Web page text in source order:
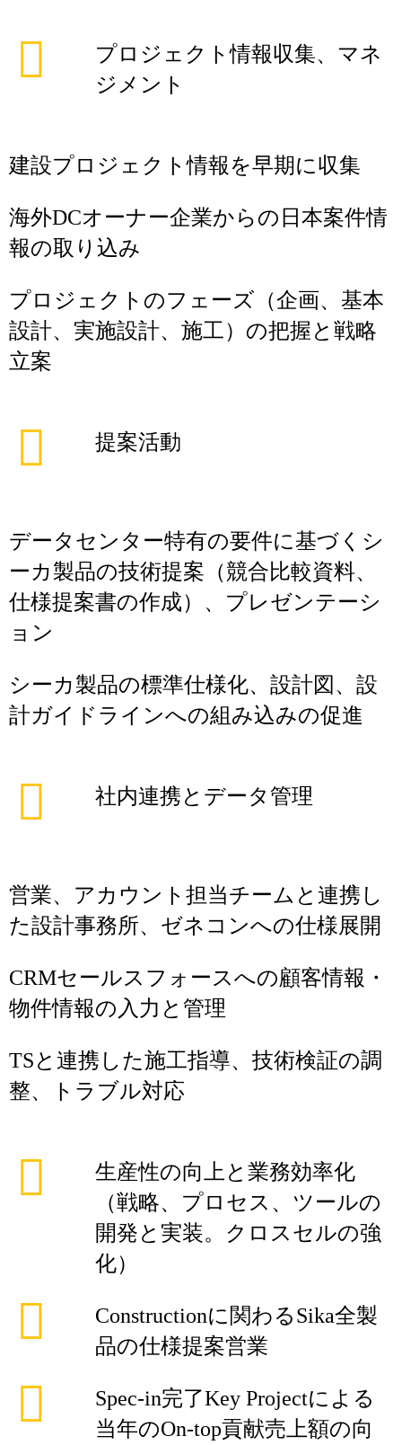
プロジェクト情報収集、マネ
ジメント
建設プロジェクト情報を早期に収集
海外DCオーナー企業からの日本案件情
報の取り込み
プロジェクトのフェーズ（企画、基本
設計、実施設計、施工）の把握と戦略
立案
提案活動
データセンター特有の要件に基づくシ
ーカ製品の技術提案（競合比較資料、
仕様提案書の作成）、プレゼンテーシ
ョン
シーカ製品の標準仕様化、設計図、設
計ガイドラインへの組み込みの促進
社内連携とデータ管理
営業、アカウント担当チームと連携し
た設計事務所、ゼネコンへの仕様展開
CRMセールスフォースへの顧客情報・
物件情報の入力と管理
TSと連携した施工指導、技術検証の調
整、トラブル対応
生産性の向上と業務効率化
（戦略、プロセス、ツールの
開発と実装。クロスセルの強
化）
Constructionに関わるSika全製
品の仕様提案営業
Spec-in完了Key Projectによる
当年のOn-top貢献売上額の向